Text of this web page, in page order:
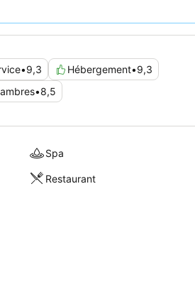
demandez une chambre donnant
•9,3 Hébergement•9,3
•8,5
Spa
Restaurant